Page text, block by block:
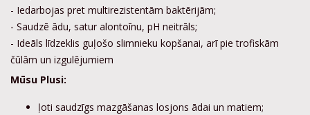
- Iedarbojas pret multirezistentām baktērijām;
- Saudzē ādu, satur alontoīnu, pH neitrāls;
- Ideāls līdzeklis guļošo slimnieku kopšanai, arī pie trofiskām
čūlām un izgulējumiem
Mūsu Plusi:
ļoti saudzīgs mazgāšanas losjons ādai un matiem;